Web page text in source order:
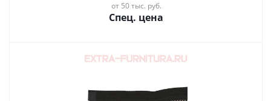
от 50 тыс. руб.
Спец. цена